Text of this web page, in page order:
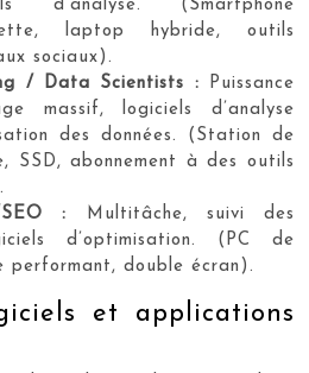
d’analyse. (Smartphone
laptop hybride, outils
sociaux).
/ Data Scientists : Puissance
massif, logiciels d’analyse
des données. (Station de
SSD, abonnement à des outils
SEO : Multitâche, suivi des
d’optimisation. (PC de
performant, double écran).
et applications